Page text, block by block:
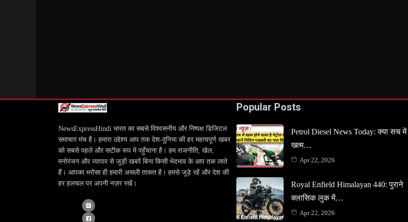
NewsExpressHindi भारत का सबसे विश्वसनीय और निष्पक्ष डिजिटल
समाचार मंच है। हमारा उद्देश्य आप तक देश-दुनिया की हर महत्वपूर्ण खबर
को सबसे पहले और सटीक रूप में पहुँचाना है। हम राजनीति, खेल,
मनोरंजन और व्यापार से जुड़ी खबरें बिना किसी भेदभाव के आप तक लाते
हैं। आपका भरोसा ही हमारी असली ताकत है। हमसे जुड़े रहें और देश की
हर हलचल पर अपनी नज़र रखें।
Popular Posts
Petrol Diesel News Today: क्या सच में
खत्म…
Apr 22, 2026
Royal Enfield Himalayan 440: पुराने
क्लासिक लुक में…
Apr 22, 2026